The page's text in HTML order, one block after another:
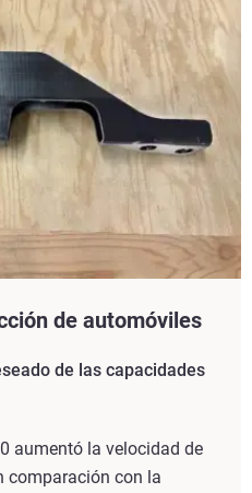
de automóviles
de las capacidades
aumentó la velocidad de
comparación con la